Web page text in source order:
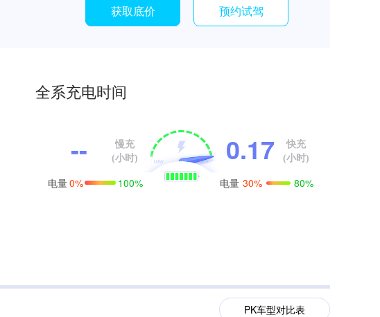
获取底价 预约试驾
全系充电时间
--
慢充
(小时)
电量0% 100%
0.17
快充
(小时)
电量 30% 80%
PK车型对比表